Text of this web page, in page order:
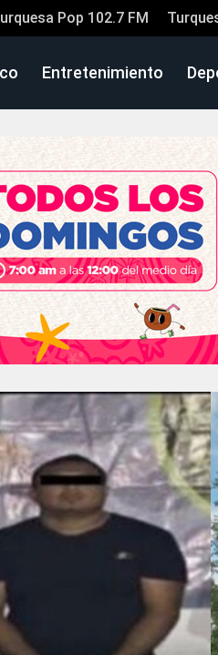
Pop 102.7 FM
Entretenimiento